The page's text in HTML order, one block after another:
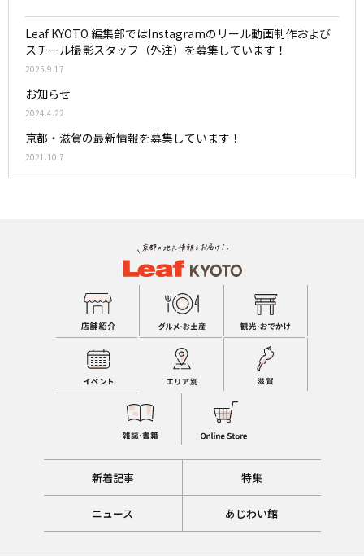
Leaf KYOTO 編集部ではInstagramのリール動画制作および
スチール撮影スタッフ（外注）を募集しています！
2025.9.17
お知らせ
2024.4.22
京都・滋賀の最新情報を募集しています！
2021.10.7
新着記事 特集
ニュース あじわい館